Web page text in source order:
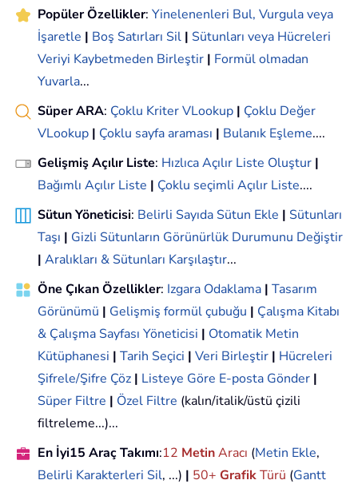
Popüler Özellikler: Yinelenenleri Bul, Vurgula veya
İşaretle | Boş Satırları Sil | Sütunları veya Hücreleri
Veriyi Kaybetmeden Birleştir | Formül olmadan
Yuvarla...
Süper ARA: Çoklu Kriter VLookup | Çoklu Değer
VLookup | Çoklu sayfa araması | Bulanık Eşleme....
Gelişmiş Açılır Liste: Hızlıca Açılır Liste Oluştur |
Bağımlı Açılır Liste | Çoklu seçimli Açılır Liste....
Sütun Yöneticisi: Belirli Sayıda Sütun Ekle | Sütunları
Taşı | Gizli Sütunların Görünürlük Durumunu Değiştir
| Aralıkları & Sütunları Karşılaştır...
Öne Çıkan Özellikler: Izgara Odaklama | Tasarım
Görünümü | Gelişmiş formül çubuğu | Çalışma Kitabı
& Çalışma Sayfası Yöneticisi | Otomatik Metin
Kütüphanesi | Tarih Seçici | Veri Birleştir | Hücreleri
Şifrele/Şifre Çöz | Listeye Göre E-posta Gönder |
Süper Filtre | Özel Filtre (kalın/italik/üstü çizili
filtreleme...)...
En İyi15 Araç Takımı:12 MetinAracı (Metin Ekle,
Belirli Karakterleri Sil, ...) | 50+ GrafikTürü (Gantt